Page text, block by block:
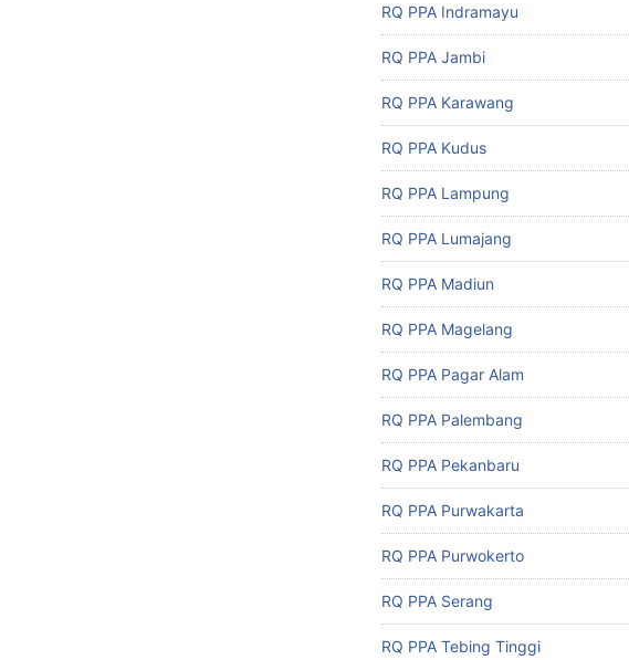
RQ PPA Indramayu
RQ PPA Jambi
RQ PPA Karawang
RQ PPA Kudus
RQ PPA Lampung
RQ PPA Lumajang
RQ PPA Madiun
RQ PPA Magelang
RQ PPA Pagar Alam
RQ PPA Palembang
RQ PPA Pekanbaru
RQ PPA Purwakarta
RQ PPA Purwokerto
RQ PPA Serang
RQ PPA Tebing Tinggi